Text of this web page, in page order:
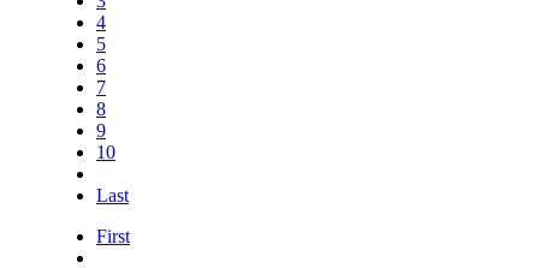
4
5
6
7
8
9
10
Last
First